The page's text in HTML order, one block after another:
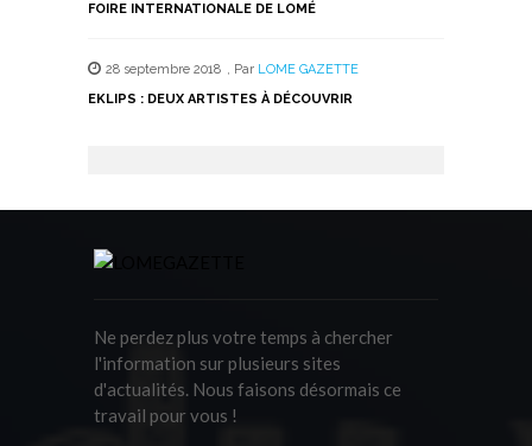
FOIRE INTERNATIONALE DE LOMÉ
28 septembre 2018 , Par LOME GAZETTE
EKLIPS : DEUX ARTISTES À DÉCOUVRIR
Ne perdez plus votre temps à chercher
l'information sur plusieurs sites
d'actualités. Nous faisons désormais ce
travail pour vous !